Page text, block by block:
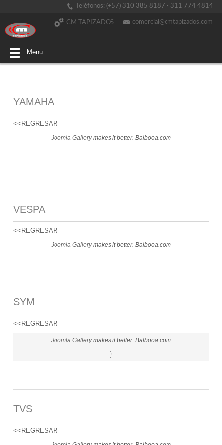
Teléfonos: (+57) 310 385 8187 - 311 774 4814
comercial@cmtapizados.com
CM TAPIZADOS
Menu
YAMAHA
<<REGRESAR
Joomla Gallerymakes it better. Balbooa.com
VESPA
<<REGRESAR
Joomla Gallerymakes it better. Balbooa.com
SYM
<<REGRESAR
Joomla Gallerymakes it better. Balbooa.com
}
TVS
<<REGRESAR